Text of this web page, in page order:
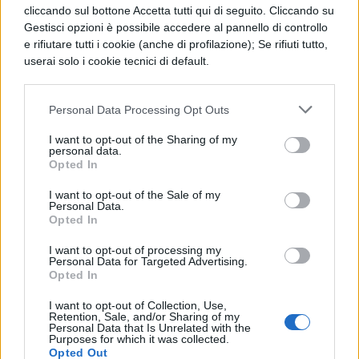
cliccando sul bottone Accetta tutti qui di seguito. Cliccando su
Gestisci opzioni è possibile accedere al pannello di controllo
e rifiutare tutti i cookie (anche di profilazione); Se rifiuti tutto,
userai solo i cookie tecnici di default.
Personal Data Processing Opt Outs
I want to opt-out of the Sharing of my
personal data.
Opted In
I want to opt-out of the Sale of my
Personal Data.
Opted In
I want to opt-out of processing my
Personal Data for Targeted Advertising.
Opted In
I want to opt-out of Collection, Use,
Retention, Sale, and/or Sharing of my
Personal Data that Is Unrelated with the
Purposes for which it was collected.
Opted Out
Gianmarco (allievo di Alessandra
Celentano)
Maddalena (allieva di Emanuel Lo)
Samu (allievo di Emanuel Lo)
Alessio (allievo di Alessandra
Celentano)
Megan (allieva di Raimondo Todaro)
Amici 22: la giuria del serale
Ufficializzata invece la giuria del serale.